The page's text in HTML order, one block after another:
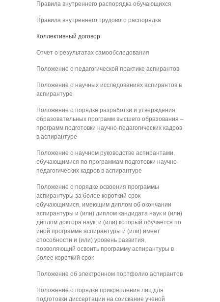
Правила внутреннего распорядка обучающихся
Правила внутреннего трудового распорядка
Коллективный договор
Отчет о результатах самообследования
Положение о педагогической практике аспирантов
Положение о научных исследованиях аспирантов в
аспирантуре
Положение о порядке разработки и утверждения
образовательных программ высшего образования –
программ подготовки научно-педагогических кадров
в аспирантуре
Положение о научном руководстве аспирантами,
обучающимися по программам подготовки научно-
педагогических кадров в аспирантуре
Положение о порядке освоения программы
аспирантуры за более короткий срок
обучающимися, имеющим диплом об окончании
аспирантуры и (или) диплом кандидата наук и (или)
диплом доктора наук, и (или) который обучается по
иной программе аспирантуры и (или) имеет
способности и (или) уровень развития,
позволяющий освоить программу аспирантуры в
более короткий срок
Положение об электронном портфолио аспирантов
Положение о порядке прикрепления лиц для
подготовки диссертации на соискание ученой